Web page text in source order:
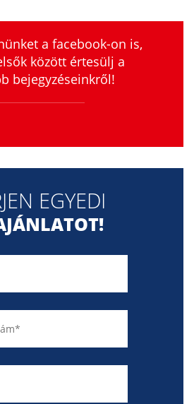
a facebook-on is,
között értesülj a
bejegyzéseinkről!
EGYEDI